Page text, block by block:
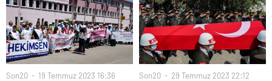
Son20 19 Temmuz 2023 16:36 Son20 29 Temmuz 2023 22:12